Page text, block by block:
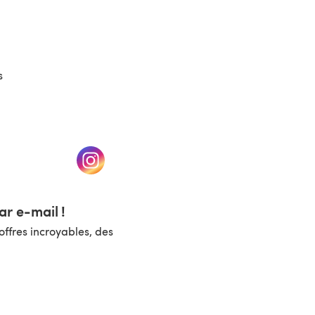
nouvel onglet) (s'ouvre dans un nouvel onglet)
e-mail !
incroyables, des